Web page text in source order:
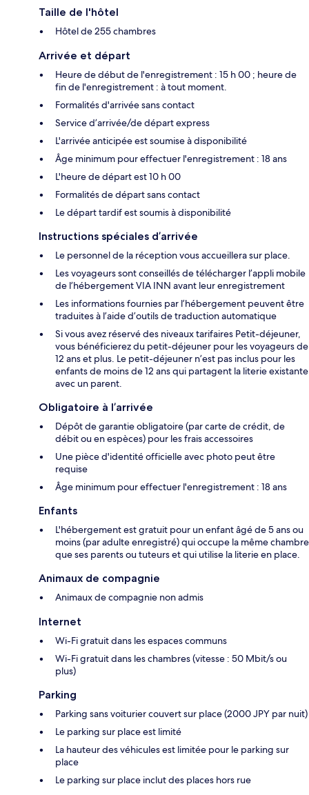
Taille de l'hôtel
Hôtel de 255 chambres
Arrivée et départ
Heure de début de l'enregistrement : 15 h 00 ; heure de
fin de l'enregistrement : à tout moment.
Formalités d'arrivée sans contact
Service d’arrivée/de départ express
L'arrivée anticipée est soumise à disponibilité
Âge minimum pour effectuer l'enregistrement : 18 ans
L'heure de départ est 10 h 00
Formalités de départ sans contact
Le départ tardif est soumis à disponibilité
Instructions spéciales d’arrivée
Le personnel de la réception vous accueillera sur place.
Les voyageurs sont conseillés de télécharger l’appli mobile
de l’hébergement VIA INN avant leur enregistrement
Les informations fournies par l’hébergement peuvent être
traduites à l’aide d’outils de traduction automatique
Si vous avez réservé des niveaux tarifaires Petit-déjeuner,
vous bénéficierez du petit-déjeuner pour les voyageurs de
12 ans et plus. Le petit-déjeuner n’est pas inclus pour les
enfants de moins de 12 ans qui partagent la literie existante
avec un parent.
Obligatoire à l’arrivée
Dépôt de garantie obligatoire (par carte de crédit, de
débit ou en espèces) pour les frais accessoires
Une pièce d'identité officielle avec photo peut être
requise
Âge minimum pour effectuer l'enregistrement : 18 ans
Enfants
L'hébergement est gratuit pour un enfant âgé de 5 ans ou
moins (par adulte enregistré) qui occupe la même chambre
que ses parents ou tuteurs et qui utilise la literie en place.
Animaux de compagnie
Animaux de compagnie non admis
Internet
Wi-Fi gratuit dans les espaces communs
Wi-Fi gratuit dans les chambres (vitesse : 50 Mbit/s ou
plus)
Parking
Parking sans voiturier couvert sur place (2000 JPY par nuit)
Le parking sur place est limité
La hauteur des véhicules est limitée pour le parking sur
place
Le parking sur place inclut des places hors rue